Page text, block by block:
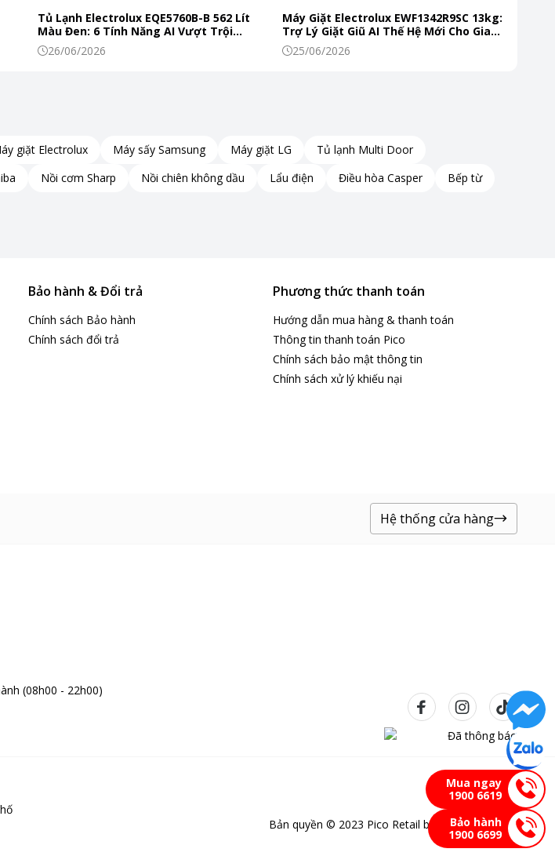
Mua ngay
1900 6619
Bảo hành
1900 6699
Tủ Lạnh Electrolux EQE5760B-B 562 Lít
Màu Đen: 6 Tính Năng AI Vượt Trội
Khiến Thực Phẩm Tươi Ngon Mỗi Ngày
26/06/2026
Máy Giặt Electrolux EWF1342R9SC 13kg:
Trợ Lý Giặt Giũ AI Thế Hệ Mới Cho Gia
Đình Hiện Đại
25/06/2026
giặt Electrolux Máy sấy Samsung Máy giặt LG
Tủ lạnh Multi Door
Nồi cơm Sharp Nồi chiên không dầu Lẩu điện Điều hòa Casper
Bếp từ
Bảo hành & Đổi trả
Chính sách Bảo hành
Chính sách đổi trả
Phương thức thanh toán
Hướng dẫn mua hàng & thanh toán
Thông tin thanh toán Pico
Chính sách bảo mật thông tin
Chính sách xử lý khiếu nại
Hệ thống cửa hàng
(08h00 - 22h00)
Bản quyền © 2023 Pico Retail bảo lưu mọi quyền